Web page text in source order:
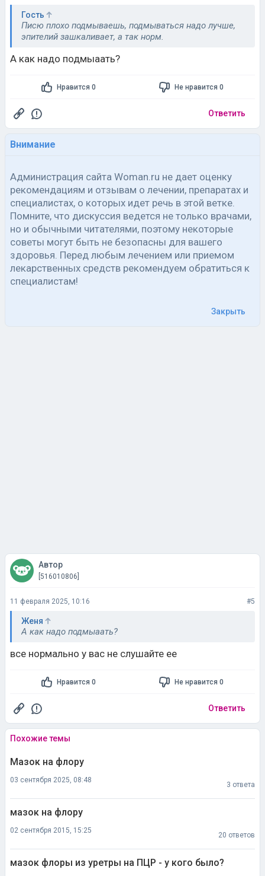
Гость
Писю плохо подмываешь, подмываться надо лучше,
эпителий зашкаливает, а так норм.
А как надо подмыаать?
Нравится 0 Не нравится 0
Ответить
Внимание
Администрация сайта Woman.ru не дает оценку
рекомендациям и отзывам о лечении, препаратах и
специалистах, о которых идет речь в этой ветке.
Помните, что дискуссия ведется не только врачами,
но и обычными читателями, поэтому некоторые
советы могут быть не безопасны для вашего
здоровья. Перед любым лечением или приемом
лекарственных средств рекомендуем обратиться к
специалистам!
Закрыть
Автор
[516010806]
11 февраля 2025, 10:16 #5
Женя
А как надо подмыаать?
все нормально у вас не слушайте ее
Нравится 0 Не нравится 0
Ответить
Похожие темы
Мазок на флору
03 сентября 2025, 08:48
3 ответа
мазок на флору
02 сентября 2015, 15:25
20 ответов
мазок флоры из уретры на ПЦР - у кого было?